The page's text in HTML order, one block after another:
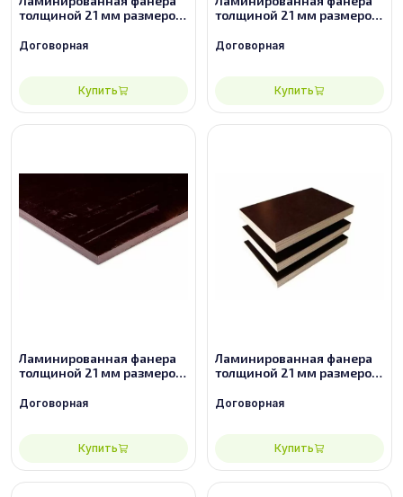
толщиной 21 мм размером
Договорная
Купить
толщиной 21 мм размером
Договорная
Купить
Ламинированная фанера
толщиной 21 мм размером
Договорная
Купить
Ламинированная фанера
толщиной 21 мм размером
Договорная
Купить